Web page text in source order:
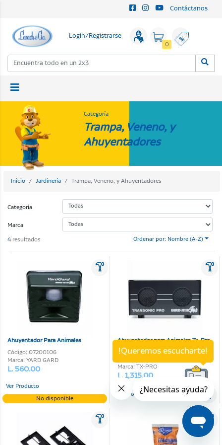
Contáctanos
Login/Registrarse
0
Categoría
Trampa, Veneno, y
Ahuyentadores
Inicio Jardinería Trampa, Veneno, y Ahuyentadores
Categoría
Marca
4 resultados Ordenar por: Nombre (A-Z)
Ahuyentador Para Animales
Código: 07200106
Marca: YARD GARD
L. 560.00
Ver Producto
No disponible
Ahuyentador para Animales Tx-Pro
Marca: TX-PRO
L. 1,315.00
Ver Producto
!Queremos escucharte!